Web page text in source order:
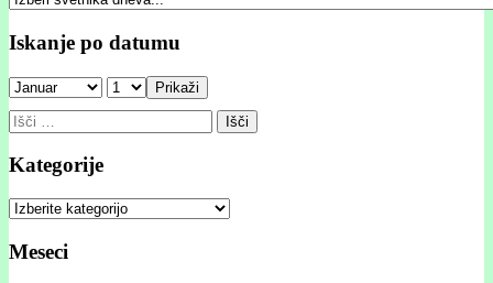
Iskanje po datumu
Prikaži
Išči:
Kategorije
Kategorije
Meseci